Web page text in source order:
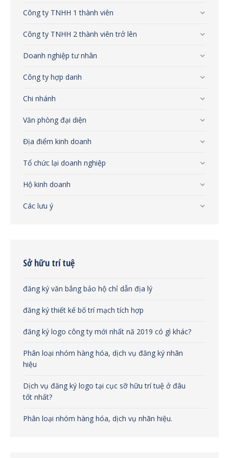
Công ty TNHH 1 thành viên
Công ty TNHH 2 thành viên trở lên
Doanh nghiệp tư nhân
Công ty hợp danh
Chi nhánh
Văn phòng đại diện
Địa điểm kinh doanh
Tổ chức lại doanh nghiệp
Hộ kinh doanh
Các lưu ý
Sở hữu trí tuệ
đăng ký văn bẳng bảo hộ chỉ dẫn địa lý
đăng ký thiết kế bố trí mạch tích hợp
đăng ký logo công ty mới nhất nă 2019 có gì khác?
Phân loại nhóm hàng hóa, dịch vụ đăng ký nhãn
hiệu
Dịch vụ đăng ký logo tại cục sỡ hữu trí tuệ ở đâu
tốt nhất?
Phân loại nhóm hàng hóa, dịch vụ nhãn hiệu.